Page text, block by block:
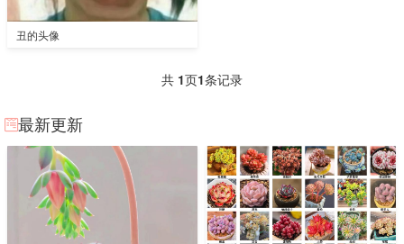
丑的头像
共 1页1条记录
最新更新